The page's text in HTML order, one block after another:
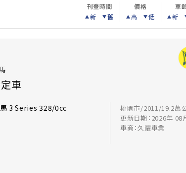
刊登時間
新
舊
價格
高
低
車
新
車
3 Series 328/0cc
桃園市/2011/19.2萬
更新日期：2026年 08
車商：久躍車業